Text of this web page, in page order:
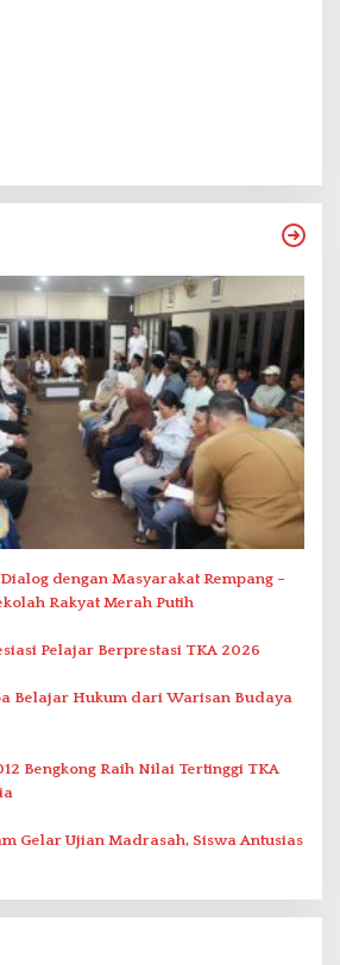
dengan Masyarakat Rempang –
Rakyat Merah Putih
Pelajar Berprestasi TKA 2026
Belajar Hukum dari Warisan Budaya
Bengkong Raih Nilai Tertinggi TKA
Gelar Ujian Madrasah, Siswa Antusias